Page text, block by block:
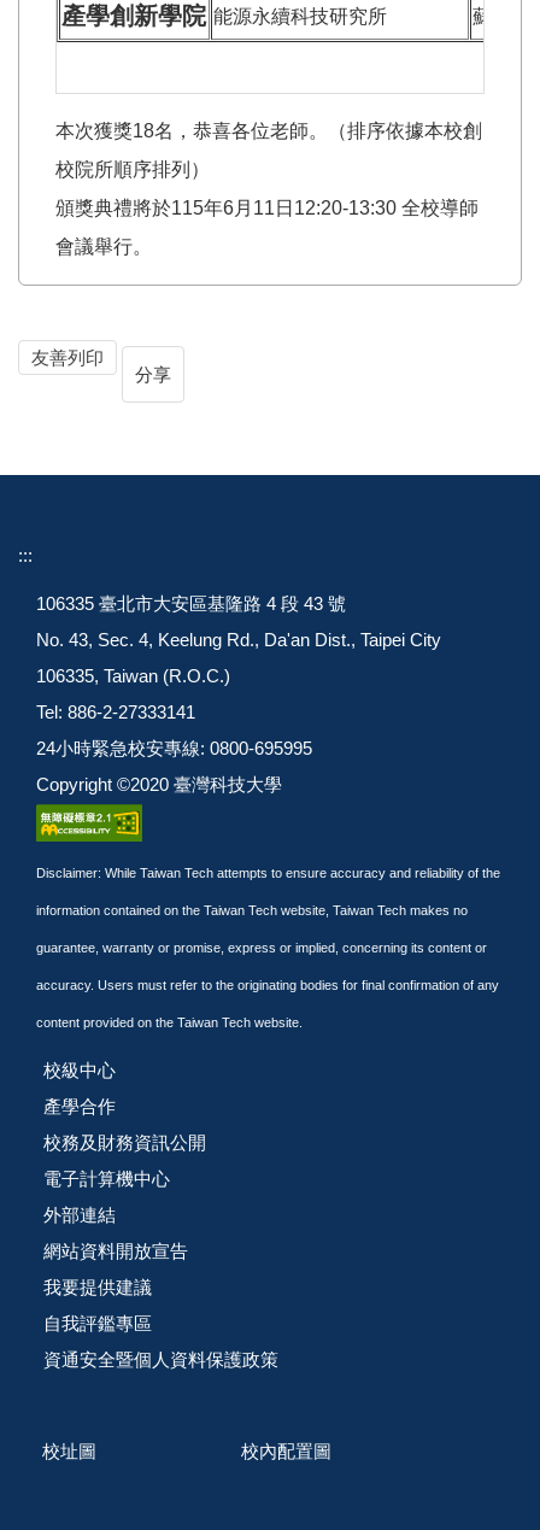
產學創新學院 能源永續科技研究所 蘇子森
本次獲獎18名，恭喜各位老師。（排序依據本校創
校院所順序排列）
頒獎典禮將於115年6月11日12:20-13:30 全校導師
會議舉行。
友善列印
分享
:::
106335 臺北市大安區基隆路 4 段 43 號
No. 43, Sec. 4, Keelung Rd., Da'an Dist., Taipei City
106335, Taiwan (R.O.C.)
Tel: 886-2-27333141
24小時緊急校安專線: 0800-695995
Copyright ©2020 臺灣科技大學
Disclaimer: While Taiwan Tech attempts to ensure accuracy and reliability of the
information contained on the Taiwan Tech website, Taiwan Tech makes no
guarantee, warranty or promise, express or implied, concerning its content or
accuracy. Users must refer to the originating bodies for final confirmation of any
content provided on the Taiwan Tech website.
校級中心
產學合作
校務及財務資訊公開
電子計算機中心
外部連結
網站資料開放宣告
我要提供建議
自我評鑑專區
資通安全暨個人資料保護政策
校址圖 校內配置圖